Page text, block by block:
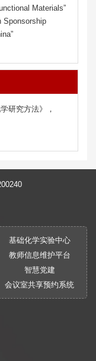
Materials”
Sponsorship
研究方法》，
基础化学实验中心
教师信息维护平台
智慧党建
会议室共享预约系统